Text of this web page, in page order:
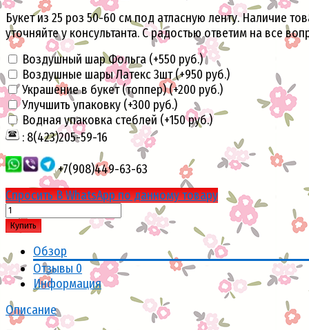
Букет из 25 роз 50-60 см под атласную ленту. Наличие
уточняйте у консультанта. С радостью ответим на все
Воздушный шар Фольга (+550 руб.)
Воздушные шары Латекс 3шт (+950 руб.)
Украшение в букет (топпер) (+200 руб.)
Улучшить упаковку (+300 руб.)
Водная упаковка стеблей (+150 руб.)
: 8(423)205-59-16
+7(908)449-63-63
Спросить В WhatsApp по данному товару
Купить
Обзор
Отзывы 0
Информация
Описание